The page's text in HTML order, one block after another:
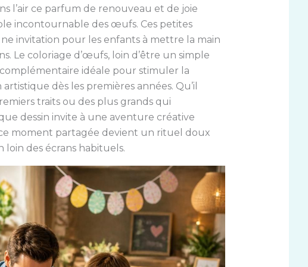
l’air ce parfum de renouveau et de joie
incontournable des œufs. Ces petites
invitation pour les enfants à mettre la main
Le coloriage d’œufs, loin d’être un simple
idéale pour stimuler la
dès les premières années. Qu’il
traits ou des plus grands qui
dessin invite à une aventure créative
moment partagée devient un rituel doux
loin des écrans habituels.